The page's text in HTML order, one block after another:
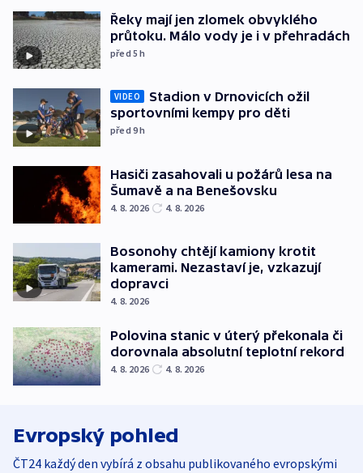
Řeky mají jen zlomek obvyklého
průtoku. Málo vody je i v přehradách
před 5h
VIDEO
Stadion v Drnovicích ožil
sportovními kempy pro děti
před 9h
Hasiči zasahovali u požárů lesa na
Šumavě a na Benešovsku
4. 8. 2026 4. 8. 2026
Bosonohy chtějí kamiony krotit
kamerami. Nezastaví je, vzkazují
dopravci
4. 8. 2026
Polovina stanic v úterý překonala či
dorovnala absolutní teplotní rekord
4. 8. 2026 4. 8. 2026
Evropský pohled
ČT24 každý den vybírá z obsahu publikovaného evropskými